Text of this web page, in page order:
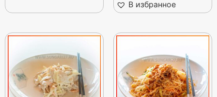
В избранное